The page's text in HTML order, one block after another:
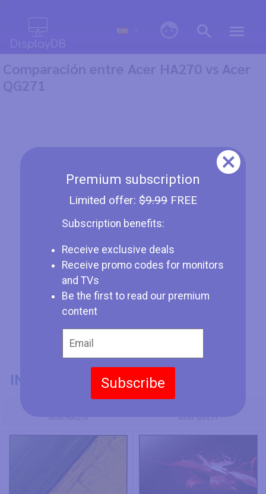
Premium subscription
Limited offer: $9.99FREE
Subscription benefits:
Receive exclusive deals
Receive promo codes for monitors
and TVs
Be the first to read our premium
content
Subscribe
Comparación entre Acer HA270 vs Acer
QG271
INFORMACIÓN GENERAL